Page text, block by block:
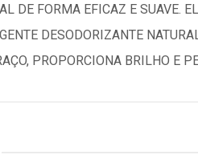
DE FORMA EFICAZ E SUAVE.
DESODORIZANTE
PROPORCIONA BRILHO E